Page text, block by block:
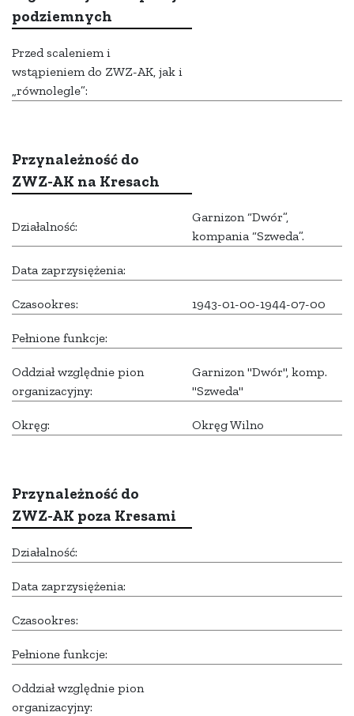
podziemnych
Przed scaleniem i
wstąpieniem do ZWZ-AK, jak i
„równolegle”:
Przynależność do
ZWZ-AK na Kresach
Działalność:
Garnizon “Dwór”,
kompania “Szweda”.
Data zaprzysiężenia:
Czasookres: 1943-01-00-1944-07-00
Pełnione funkcje:
Oddział względnie pion
organizacyjny:
Garnizon "Dwór", komp.
"Szweda"
Okręg: Okręg Wilno
Przynależność do
ZWZ-AK poza Kresami
Działalność:
Data zaprzysiężenia:
Czasookres:
Pełnione funkcje:
Oddział względnie pion
organizacyjny: